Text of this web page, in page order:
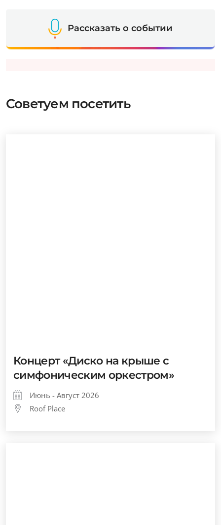
Рассказать о событии
Советуем посетить
Концерт «Диско на крыше с
симфоническим оркестром»
Июнь - Август 2026
Roof Place